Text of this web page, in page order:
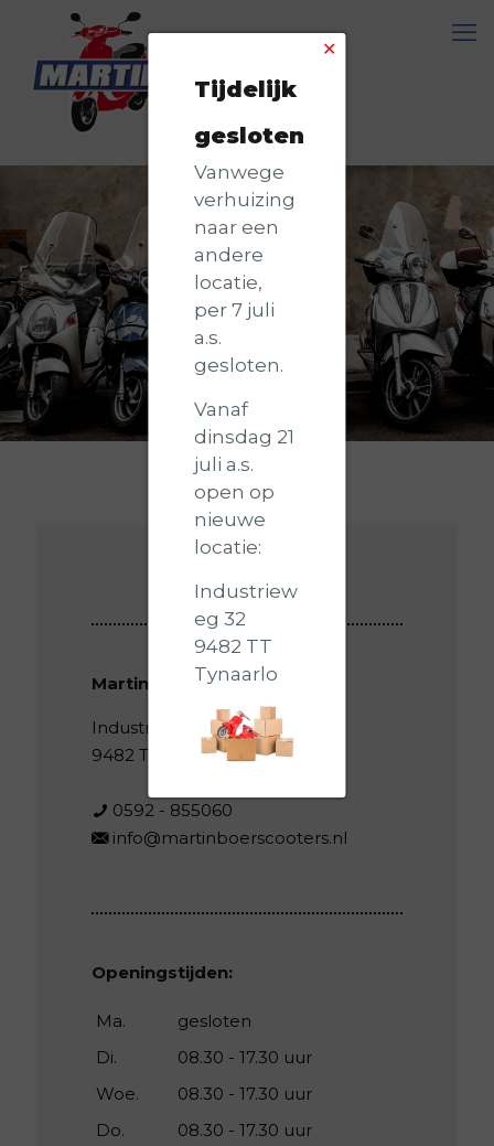
Martin Boer Scooters
Industrieweg 32
9482 TT Tynaarlo
0592 - 855060
info@martinboerscooters.nl
Openingstijden:
Ma.
gesloten
Di.
08.30 - 17.30 uur
Woe.
08.30 - 17.30 uur
Do.
08.30 - 17.30 uur
✕
Tijdelijk
gesloten
Vanwege
verhuizing
naar een
andere
locatie,
per 7 juli
a.s.
gesloten.
Vanaf
dinsdag 21
juli a.s.
open op
nieuwe
locatie:
Industriew
eg 32
9482 TT
Tynaarlo